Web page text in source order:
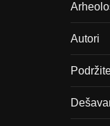
Autori